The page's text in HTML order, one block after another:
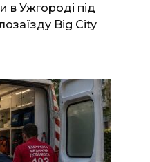
в Ужгороді під
Big Сity